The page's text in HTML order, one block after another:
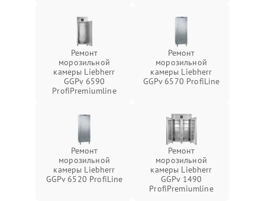
Ремонт
морозильной
камеры Liebherr
GGPv 6590
ProfiPremiumline
Ремонт
морозильной
камеры Liebherr
GGPv 6570 ProfiLine
Ремонт
морозильной
камеры Liebherr
GGPv 6520 ProfiLine
Ремонт
морозильной
камеры Liebherr
GGPv 1490
ProfiPremiumline